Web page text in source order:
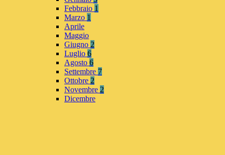
Febbraio 1
Marzo 1
Aprile
Maggio
Giugno 2
Luglio 6
Agosto 6
Settembre 7
Ottobre 2
Novembre 2
Dicembre